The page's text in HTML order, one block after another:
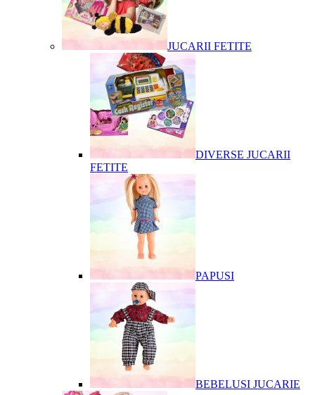
JUCARII FETITE
DIVERSE JUCARII
FETITE
PAPUSI
BEBELUSI JUCARIE